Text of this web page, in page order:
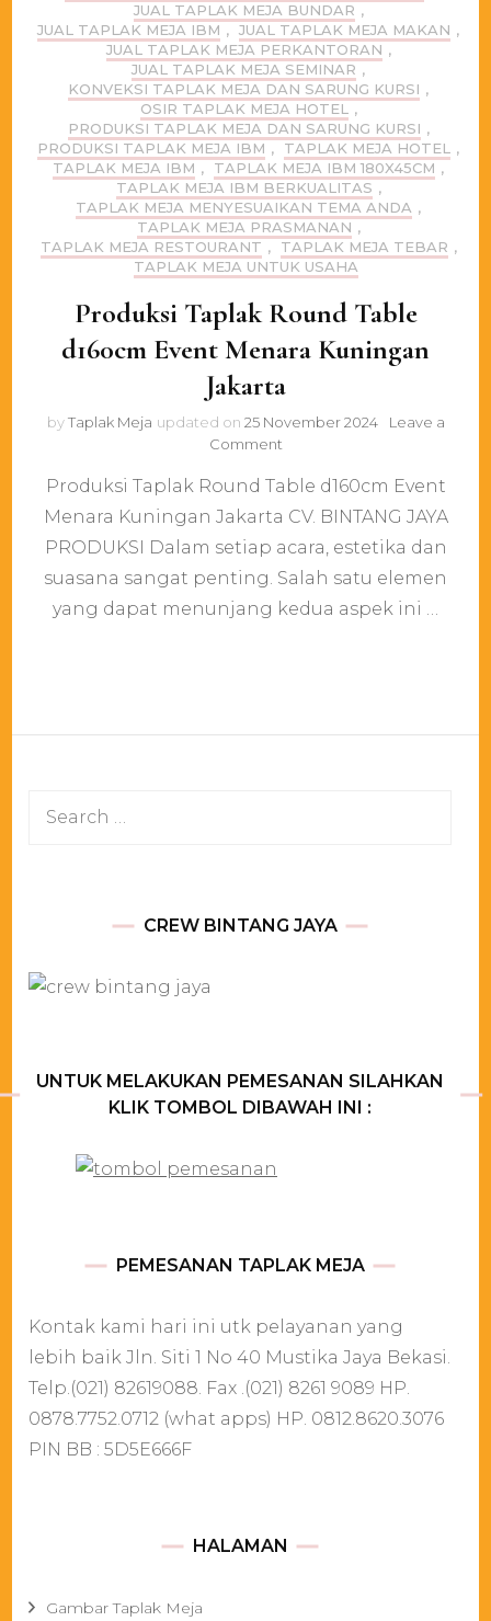
JUAL TAPLAK MEJA BUNDAR ,
JUAL TAPLAK MEJA IBM , JUAL TAPLAK MEJA MAKAN ,
JUAL TAPLAK MEJA PERKANTORAN ,
JUAL TAPLAK MEJA SEMINAR ,
KONVEKSI TAPLAK MEJA DAN SARUNG KURSI ,
OSIR TAPLAK MEJA HOTEL
,
PRODUKSI TAPLAK MEJA DAN SARUNG KURSI ,
PRODUKSI TAPLAK MEJA IBM , TAPLAK MEJA HOTEL
,
TAPLAK MEJA IBM , TAPLAK MEJA IBM 180X45CM ,
TAPLAK MEJA IBM BERKUALITAS ,
TAPLAK MEJA MENYESUAIKAN TEMA ANDA ,
TAPLAK MEJA PRASMANAN ,
TAPLAK MEJA RESTOURANT , TAPLAK MEJA TEBAR ,
TAPLAK MEJA UNTUK USAHA
Produksi Taplak Round Table
d160cm Event Menara Kuningan
Jakarta
byTaplak Meja updated on 25 November 2024
Leave a
Commenton
Taplak
Round
d160cm
Event
Kuningan
Produksi Taplak Round Table d160cm Event
Menara Kuningan Jakarta CV. BINTANG JAYA
PRODUKSI Dalam setiap acara, estetika dan
suasana sangat penting. Salah satu elemen
yang dapat menunjang kedua aspek ini …
Search
CREW BINTANG JAYA
UNTUK MELAKUKAN PEMESANAN SILAHKAN
KLIK TOMBOL DIBAWAH INI :
PEMESANAN TAPLAK MEJA
Kontak kami hari ini utk pelayanan yang
lebih baik Jln. Siti 1 No 40 Mustika Jaya Bekasi.
Telp.(021) 82619088. Fax .(021) 8261 9089 HP.
0878.7752.0712 (what apps) HP. 0812.8620.3076
PIN BB : 5D5E666F
HALAMAN
Gambar Taplak Meja